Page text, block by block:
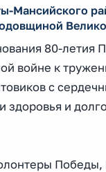
Мансийского
80-летия
войне к
с
здоровья и